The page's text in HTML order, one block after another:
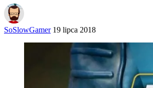
SoSlowGamer 19 lipca 2018